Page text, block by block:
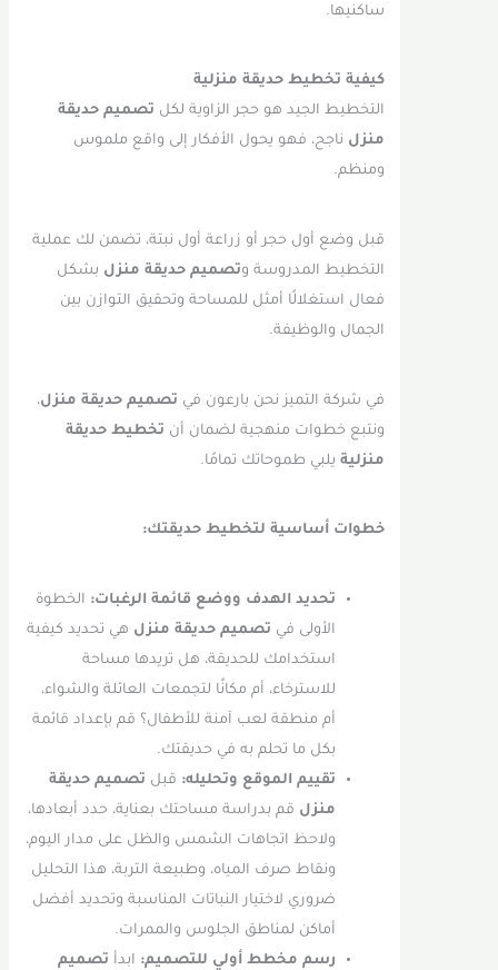
ساكنيها.
كيفية تخطيط حديقة منزلية
التخطيط الجيد هو حجر الزاوية لكلتصميم حديقة
منزلناجح، فهو يحول الأفكار إلى واقع ملموس
ومنظم.
قبل وضع أول حجر أو زراعة أول نبتة، تضمن لك عملية
التخطيط المدروسة وتصميم حديقة منزلبشكل
فعال استغلالًا أمثل للمساحة وتحقيق التوازن بين
الجمال والوظيفة.
في شركة التميز نحن بارعون فيتصميم حديقة منزل،
ونتبع خطوات منهجية لضمان أنتخطيط حديقة
منزليةيلبي طموحاتك تمامًا.
خطوات أساسية لتخطيط حديقتك:
تحديد الهدف ووضع قائمة الرغبات:الخطوة
الأولى فيتصميم حديقة منزلهي تحديد كيفية
استخدامك للحديقة، هل تريدها مساحة
للاسترخاء، أم مكانًا لتجمعات العائلة والشواء،
أم منطقة لعب آمنة للأطفال؟ قم بإعداد قائمة
بكل ما تحلم به في حديقتك.
تقييم الموقع وتحليله:قبل تصميم حديقة
منزلقم بدراسة مساحتك بعناية، حدد أبعادها،
ولاحظ اتجاهات الشمس والظل على مدار اليوم،
ونقاط صرف المياه، وطبيعة التربة، هذا التحليل
ضروري لاختيار النباتات المناسبة وتحديد أفضل
أماكن لمناطق الجلوس والممرات.
رسم مخطط أولي للتصميم:ابدأتصميم